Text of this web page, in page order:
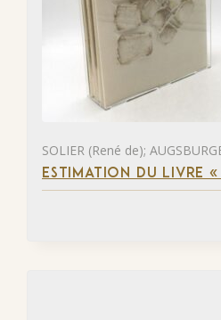
SOLIER (René de);
ESTIMATION DU LIVRE